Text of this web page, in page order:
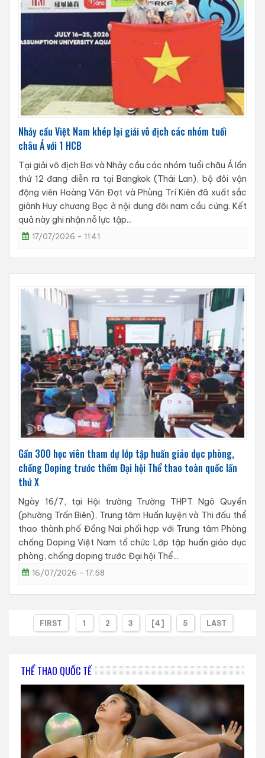
Nhảy cầu Việt Nam khép lại giải vô địch các nhóm tuổi
châu Á với 1 HCB
Tại giải vô địch Bơi và Nhảy cầu các nhóm tuổi châu Á lần
thứ 12 đang diễn ra tại Bangkok (Thái Lan), bộ đôi vận
động viên Hoàng Văn Đạt và Phùng Trí Kiên đã xuất sắc
giành Huy chương Bạc ở nội dung đôi nam cầu cứng. Kết
quả này ghi nhận nỗ lực tập...
17/07/2026 - 11:41
Gần 300 học viên tham dự lớp tập huấn giáo dục phòng,
chống Doping trước thềm Đại hội Thể thao toàn quốc lần
thứ X
Ngày 16/7, tại Hội trường Trường THPT Ngô Quyền
(phường Trấn Biên), Trung tâm Huấn luyện và Thi đấu thể
thao thành phố Đồng Nai phối hợp với Trung tâm Phòng
chống Doping Việt Nam tổ chức Lớp tập huấn giáo dục
phòng, chống doping trước Đại hội Thể...
16/07/2026 - 17:58
FIRST 1 2 3 [4] 5 LAST
THỂ THAO QUỐC TẾ